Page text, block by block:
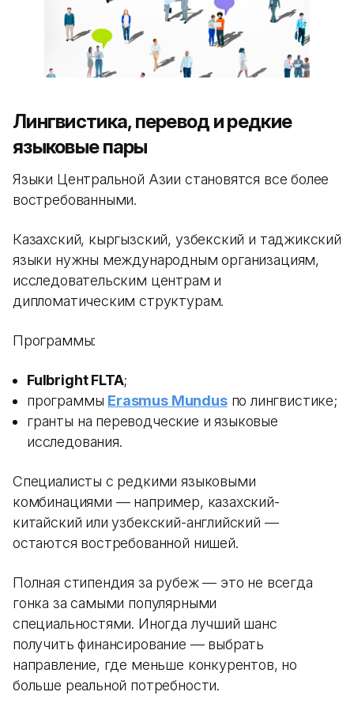
Лингвистика, перевод и редкие
языковые пары
Языки Центральной Азии становятся все более
востребованными.
Казахский, кыргызский, узбекский и таджикский
языки нужны международным организациям,
исследовательским центрам и
дипломатическим структурам.
Программы:
Fulbright FLTA;
программы Erasmus Mundusпо лингвистике;
гранты на переводческие и языковые
исследования.
Специалисты с редкими языковыми
комбинациями — например, казахский-
китайский или узбекский-английский —
остаются востребованной нишей.
Полная стипендия за рубеж — это не всегда
гонка за самыми популярными
специальностями. Иногда лучший шанс
получить финансирование — выбрать
направление, где меньше конкурентов, но
больше реальной потребности.